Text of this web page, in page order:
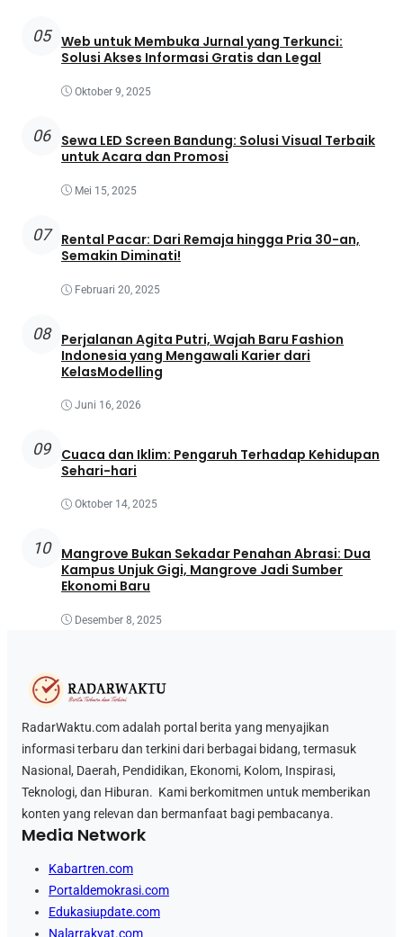
05 Web untuk Membuka Jurnal yang Terkunci:
Solusi Akses Informasi Gratis dan Legal
Oktober 9, 2025
06
Sewa LED Screen Bandung: Solusi Visual Terbaik
untuk Acara dan Promosi
Mei 15, 2025
07
Rental Pacar: Dari Remaja hingga Pria 30-an,
Semakin Diminati!
Februari 20, 2025
08
Perjalanan Agita Putri, Wajah Baru Fashion
Indonesia yang Mengawali Karier dari
KelasModelling
Juni 16, 2026
09
Cuaca dan Iklim: Pengaruh Terhadap Kehidupan
Sehari-hari
Oktober 14, 2025
10
Mangrove Bukan Sekadar Penahan Abrasi: Dua
Kampus Unjuk Gigi, Mangrove Jadi Sumber
Ekonomi Baru
Desember 8, 2025
RadarWaktu.com adalah portal berita yang menyajikan
informasi terbaru dan terkini dari berbagai bidang, termasuk
Nasional, Daerah, Pendidikan, Ekonomi, Kolom, Inspirasi,
Teknologi, dan Hiburan. Kami berkomitmen untuk memberikan
konten yang relevan dan bermanfaat bagi pembacanya.
Media Network
Kabartren.com
Portaldemokrasi.com
Edukasiupdate.com
Nalarrakyat.com